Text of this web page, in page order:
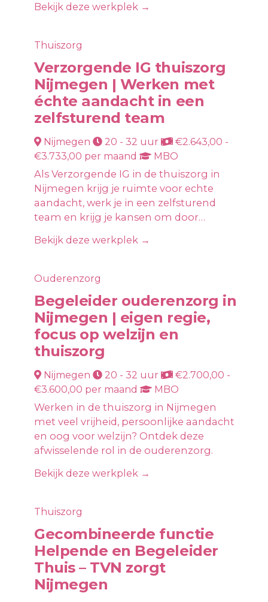
Bekijk deze werkplek →
Thuiszorg
Verzorgende IG thuiszorg
Nijmegen | Werken met
échte aandacht in een
zelfsturend team
Nijmegen 20 - 32 uur
€2.643,00 -
€3.733,00 per maand
MBO
Als Verzorgende IG in de thuiszorg in
Nijmegen krijg je ruimte voor echte
aandacht, werk je in een zelfsturend
team en krijg je kansen om door…
Bekijk deze werkplek →
Ouderenzorg
Begeleider ouderenzorg in
Nijmegen | eigen regie,
focus op welzijn en
thuiszorg
Nijmegen 20 - 32 uur
€2.700,00 -
€3.600,00 per maand
MBO
Werken in de thuiszorg in Nijmegen
met veel vrijheid, persoonlijke aandacht
en oog voor welzijn? Ontdek deze
afwisselende rol in de ouderenzorg.
Bekijk deze werkplek →
Thuiszorg
Gecombineerde functie
Helpende en Begeleider
Thuis – TVN zorgt
Nijmegen